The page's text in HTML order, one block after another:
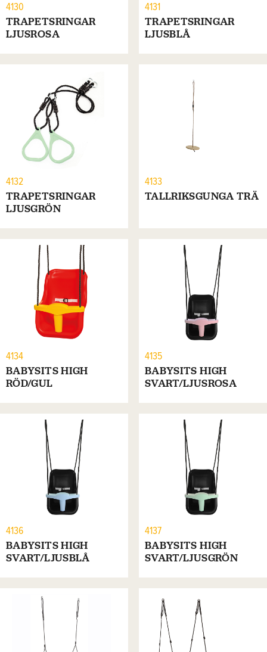
4130
TRAPETSRINGAR
LJUSROSA
4131
TRAPETSRINGAR
LJUSBLÅ
4132
TRAPETSRINGAR
LJUSGRÖN
4133
TALLRIKSGUNGA TRÄ
4134
BABYSITS HIGH
RÖD/GUL
4135
BABYSITS HIGH
SVART/LJUSROSA
4136
BABYSITS HIGH
SVART/LJUSBLÅ
4137
BABYSITS HIGH
SVART/LJUSGRÖN